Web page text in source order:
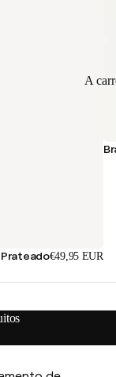
A
€49,95 EUR